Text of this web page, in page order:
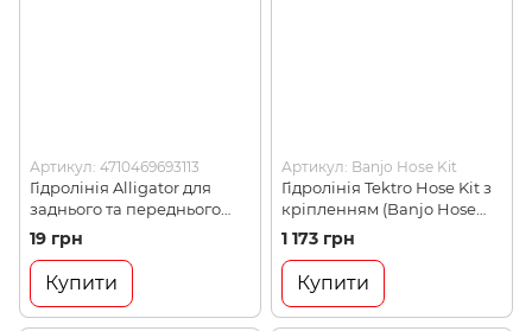
Артикул: 4710469693113
Гідролінія Alligator для
заднього та переднього
гальма, 10 см Black (HK-
VL5030-BLK)
19 грн
Купити
Артикул: Banjo Hose Kit
Гідролінія Tektro Hose Kit з
кріпленням (Banjo Hose
Kit)
1 173 грн
Купити